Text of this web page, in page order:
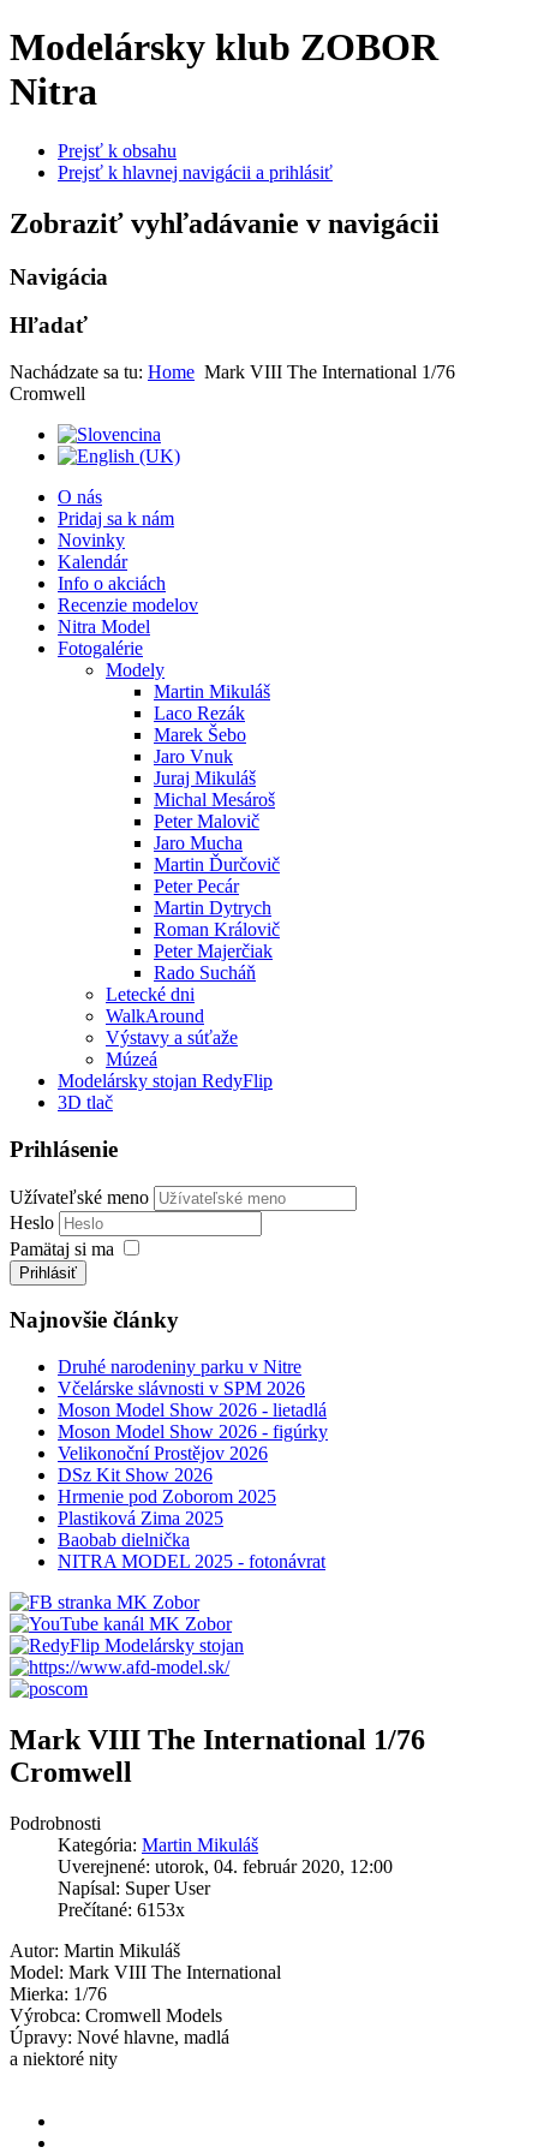
Modelársky klub ZOBOR
Nitra
Prejsť k obsahu
Prejsť k hlavnej navigácii a prihlásiť
Zobraziť vyhľadávanie v navigácii
Navigácia
Hľadať
Nachádzate sa tu: Home Mark VIII The International 1/76
Cromwell
O nás
Pridaj sa k nám
Novinky
Kalendár
Info o akciách
Recenzie modelov
Nitra Model
Fotogalérie
Modely
Martin Mikuláš
Laco Rezák
Marek Šebo
Jaro Vnuk
Juraj Mikuláš
Michal Mesároš
Peter Malovič
Jaro Mucha
Martin Ďurčovič
Peter Pecár
Martin Dytrych
Roman Královič
Peter Majerčiak
Rado Sucháň
Letecké dni
WalkAround
Výstavy a súťaže
Múzeá
Modelársky stojan RedyFlip
3D tlač
Prihlásenie
Užívateľské meno
Heslo
Pamätaj si ma
Prihlásiť
Najnovšie články
Druhé narodeniny parku v Nitre
Včelárske slávnosti v SPM 2026
Moson Model Show 2026 - lietadlá
Moson Model Show 2026 - figúrky
Velikonoční Prostějov 2026
DSz Kit Show 2026
Hrmenie pod Zoborom 2025
Plastiková Zima 2025
Baobab dielnička
NITRA MODEL 2025 - fotonávrat
Mark VIII The International 1/76
Cromwell
Podrobnosti
Kategória: Martin Mikuláš
Uverejnené: utorok, 04. február 2020, 12:00
Napísal: Super User
Prečítané: 6153x
Autor: Martin Mikuláš
Model: Mark VIII The International
Mierka: 1/76
Výrobca: Cromwell Models
Úpravy: Nové hlavne, madlá
a niektoré nity